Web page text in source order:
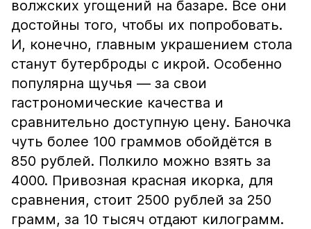
волжских угощений на базаре. Все они
достойны того, чтобы их попробовать.
И, конечно, главным украшением стола
станут бутерброды с икрой. Особенно
популярна щучья — за свои
гастрономические качества и
сравнительно доступную цену. Баночка
чуть более 100 граммов обойдётся в
850 рублей. Полкило можно взять за
4000. Привозная красная икорка, для
сравнения, стоит 2500 рублей за 250
грамм, за 10 тысяч отдают килограмм.